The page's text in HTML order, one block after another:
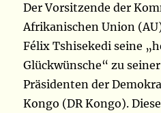
Der Vorsitzende der
Afrikanischen Union
Félix Tshisekedi seine
Glückwünsche“ zu
Präsidenten der
Kongo (DR Kongo).